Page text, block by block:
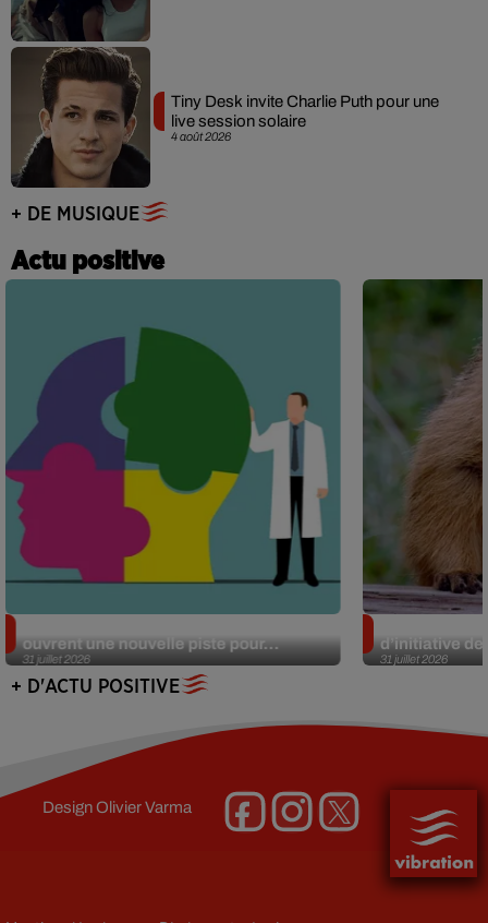
4 août 2026
Tiny Desk invite Charlie Puth pour une
live session solaire
+ DE MUSIQUE
Actu positive
31 juillet 2026
ouvrent une nouvelle piste pour...
31 juillet 2026
d’initiative
+ D'ACTU POSITIVE
DesignOlivier Varma